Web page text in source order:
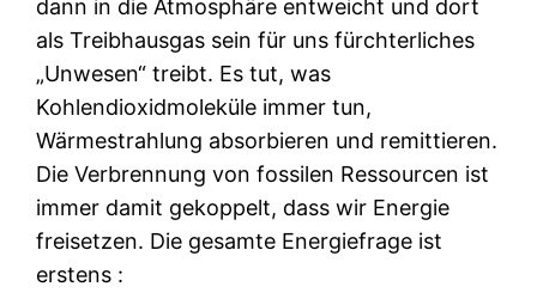
dann in die Atmosphäre entweicht und dort
als Treibhausgas sein für uns fürchterliches
„Unwesen“ treibt. Es tut, was
Kohlendioxidmoleküle immer tun,
Wärmestrahlung absorbieren und remittieren.
Die Verbrennung von fossilen Ressourcen ist
immer damit gekoppelt, dass wir Energie
freisetzen. Die gesamte Energiefrage ist
erstens :